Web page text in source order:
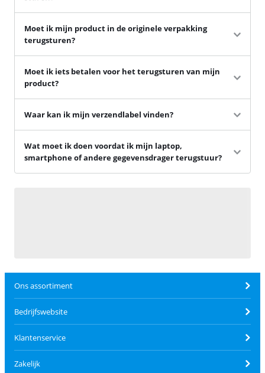
Moet ik mijn product in de originele verpakking
terugsturen?
Moet ik iets betalen voor het terugsturen van mijn
product?
Waar kan ik mijn verzendlabel vinden?
Wat moet ik doen voordat ik mijn laptop,
smartphone of andere gegevensdrager terugstuur?
Ons assortiment
Bedrijfswebsite
Klantenservice
Zakelijk